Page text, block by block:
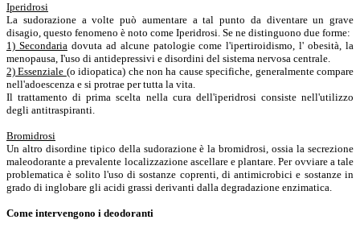
Iperidrosi
La sudorazione a volte può aumentare a tal punto da diventare un grave
disagio, questo fenomeno è noto come Iperidrosi. Se ne distinguono due forme:
1) Secondariadovuta ad alcune patologie come l'ipertiroidismo, l' obesità, la
menopausa, I'uso di antidepressivi e disordini del sistema nervosa centrale.
2) Essenziale (o idiopatica) che non ha cause specifiche, generalmente compare
nell'adoescenza e si protrae per tutta la vita.
Il trattamento di prima scelta nella cura dell'iperidrosi consiste nell'utilizzo
degli antitraspiranti.
Bromidrosi
Un altro disordine tipico della sudorazione è la bromidrosi, ossia la secrezione
maleodorante a prevalente localizzazione ascellare e plantare. Per ovviare a tale
problematica è solito l'uso di sostanze coprenti, di antimicrobici e sostanze in
grado di inglobare gli acidi grassi derivanti dalla degradazione enzimatica.
Come intervengono i deodoranti